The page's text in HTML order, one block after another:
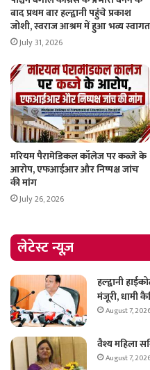
बाद प्रथम बार हल्द्वानी पहुंचे प्रकाश
जोशी, स्वराज आश्रम में हुआ भव्य स्वागत
July 31, 2026
मरियम पैरामेडिकल कॉलेज पर कब्जे के
आरोप, एफआईआर और निष्पक्ष जांच
की मांग
July 26, 2026
लेटेस्ट न्यूज़
हल्द्वानी
मंजूरी, धामी
August 7,
वैश्य महिला
August 7,